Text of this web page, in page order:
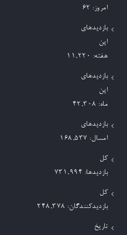
امروز: 62
بازدیدهای
این
هفته: 11,220
بازدیدهای
این
ماه: 42,308
بازدیدهای
امسال: 168,537
کل
بازدیدها: 731,994
کل
بازدیدکنند‌گان: 248,378
تاریخ